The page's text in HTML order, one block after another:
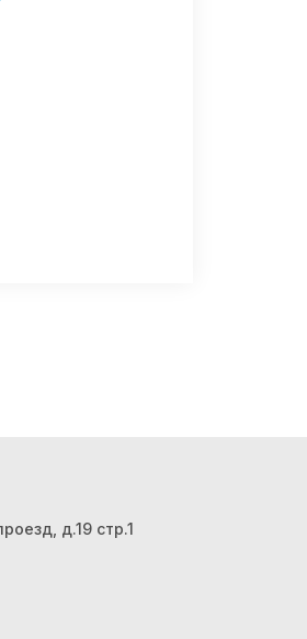
д.19 стр.1